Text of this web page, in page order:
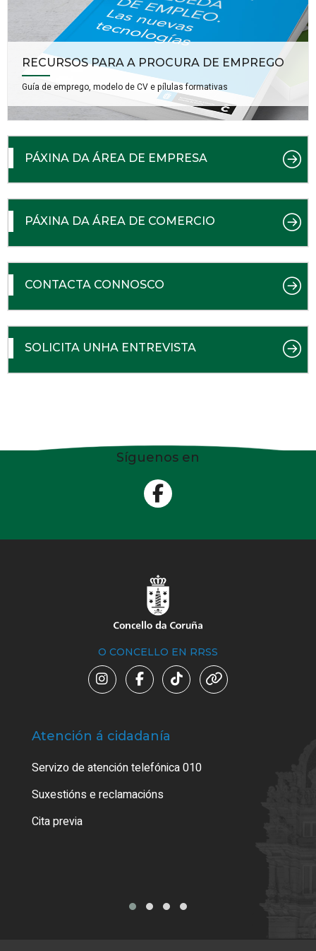
RECURSOS PARA A PROCURA DE EMPREGO
Guía de emprego, modelo de CV e pílulas formativas
PÁXINA DA ÁREA DE EMPRESA
PÁXINA DA ÁREA DE COMERCIO
CONTACTA CONNOSCO
SOLICITA UNHA ENTREVISTA
Síguenos en
O CONCELLO EN RRSS
Atención á cidadanía
Servizo de atención telefónica 010
Suxestións e reclamacións
Cita previa